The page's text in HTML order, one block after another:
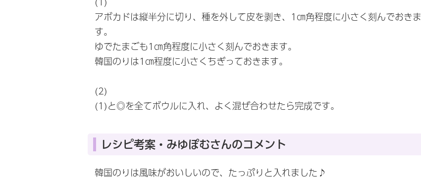
(1)
アボカドは縦半分に切り、種を外して皮を剥き、1㎝角程度に小さく刻んでおきま
す。
ゆでたまごも1㎝角程度に小さく刻んでおきます。
韓国のりは1㎝程度に小さくちぎっておきます。
(2)
(1)と◎を全てボウルに入れ、よく混ぜ合わせたら完成です。
レシピ考案・みゆぽむさんのコメント
韓国のりは風味がおいしいので、たっぷりと入れました♪